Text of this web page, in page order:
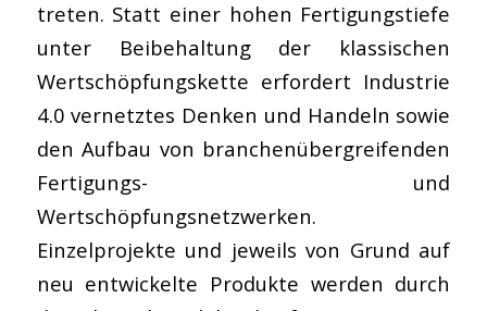
treten. Statt einer hohen Fertigungstiefe
unter Beibehaltung der klassischen
Wertschöpfungskette erfordert Industrie
4.0 vernetztes Denken und Handeln sowie
den Aufbau von branchenübergreifenden
Fertigungs- und
Wertschöpfungsnetzwerken.
Einzelprojekte und jeweils von Grund auf
neu entwickelte Produkte werden durch